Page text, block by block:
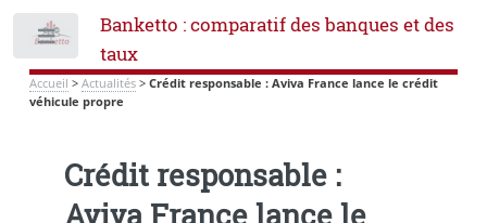
Banketto : comparatif des banques et des
taux
Accueil > Actualités> Crédit responsable : Aviva France lance le crédit
véhicule propre
Crédit responsable :
Aviva France lance le